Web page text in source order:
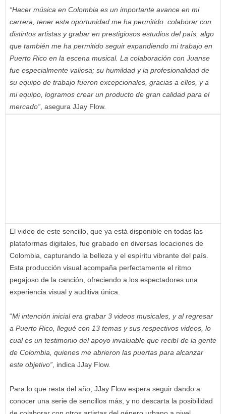
“Hacer música en Colombia es un importante avance en mi
carrera, tener esta oportunidad me ha permitido colaborar con
distintos artistas y grabar en prestigiosos estudios del país, algo
que también me ha permitido seguir expandiendo mi trabajo en
Puerto Rico en la escena musical. La colaboración con Juanse
fue especialmente valiosa; su humildad y la profesionalidad de
su equipo de trabajo fueron excepcionales, gracias a ellos, y a
mi equipo, logramos crear un producto de gran calidad para el
mercado” , asegura JJay Flow.
El video de este sencillo, que ya está disponible en todas las
plataformas digitales, fue grabado en diversas locaciones de
Colombia, capturando la belleza y el espíritu vibrante del país.
Esta producción visual acompaña perfectamente el ritmo
pegajoso de la canción, ofreciendo a los espectadores una
experiencia visual y auditiva única.
“Mi intención inicial era grabar 3 videos musicales, y al regresar
a Puerto Rico, llegué con 13 temas y sus respectivos videos, lo
cual es un testimonio del apoyo invaluable que recibí de la gente
de Colombia, quienes me abrieron las puertas para alcanzar
este objetivo” , indica JJay Flow.
Para lo que resta del año, JJay Flow espera seguir dando a
conocer una serie de sencillos más, y no descarta la posibilidad